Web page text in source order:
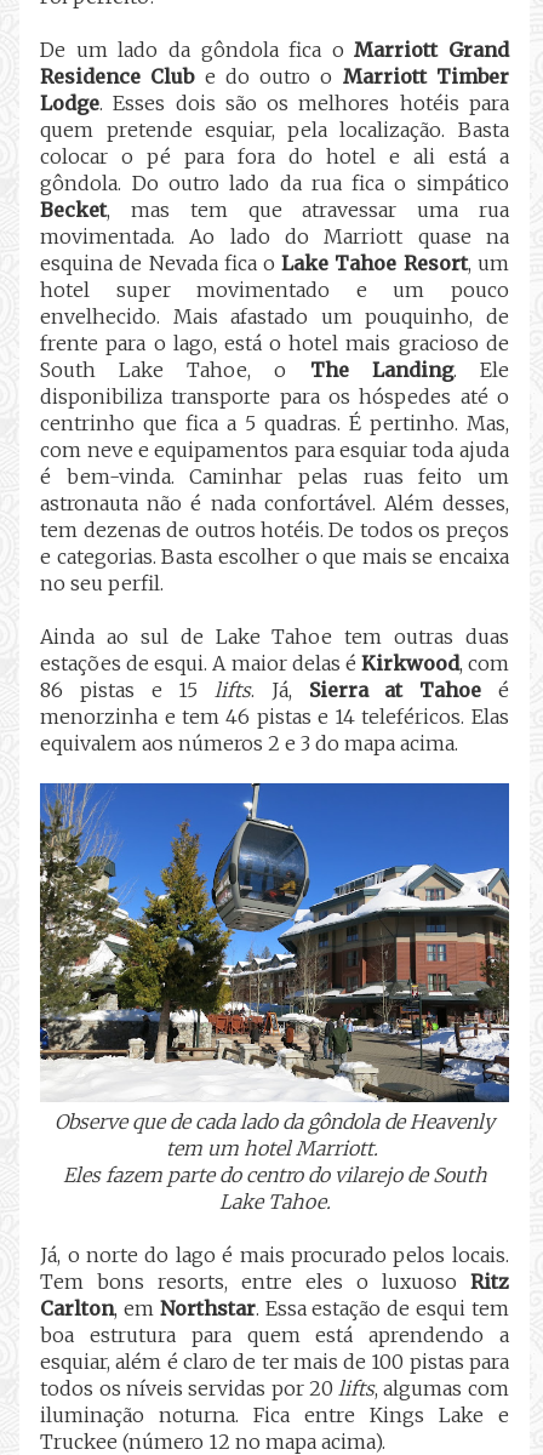
De um lado da gôndola fica oMarriott Grand
Residence Clube do outro o Marriott Timber
Lodge. Esses dois são os melhores hotéis para
quem pretende esquiar, pela localização. Basta
colocar o pé para fora do hotel e ali está a
gôndola. Do outro lado da rua fica o simpático
Becket, mas tem que atravessar uma rua
movimentada. Ao lado do Marriott quase na
esquina de Nevada fica oLake Tahoe Resort, um
hotel super movimentado e um pouco
envelhecido. Mais afastado um pouquinho, de
frente para o lago, está o hotel mais gracioso de
South Lake Tahoe, o The Landing. Ele
disponibiliza transporte para os hóspedes até o
centrinho que fica a 5 quadras. É pertinho. Mas,
com neve e equipamentos para esquiar toda ajuda
é bem-vinda. Caminhar pelas ruas feito um
astronauta não é nada confortável. Além desses,
tem dezenas de outros hotéis. De todos os preços
e categorias. Basta escolher o que mais se encaixa
no seu perfil.
Ainda ao sul de Lake Tahoe tem outras duas
estações de esqui. A maior delas é Kirkwood, com
86 pistas e 15 lifts. Já, Sierra at Tahoe é
menorzinha e tem 46 pistas e 14 teleféricos. Elas
equivalem aos números 2 e 3 do mapa acima.
Observe que de cada lado da gôndola de Heavenly
tem um hotel Marriott.
Eles fazem parte do centro do vilarejo de South
Lake Tahoe.
Já, o norte do lago é mais procurado pelos locais.
Tem bons resorts, entre eles o luxuoso Ritz
Carlton, em Northstar. Essa estação de esqui tem
boa estrutura para quem está aprendendo a
esquiar, além é claro de ter mais de 100 pistas para
todos os níveis servidas por 20 lifts, algumas com
iluminação noturna. Fica entre Kings Lake e
Truckee (número 12 no mapa acima).